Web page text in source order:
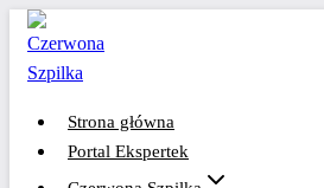
Przejdź
treści
Strona główna
Portal Ekspertek